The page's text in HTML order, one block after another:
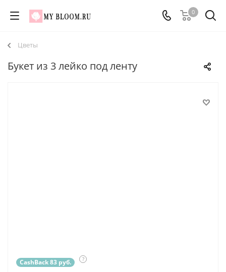
0
Цветы
Букет из 3 лейко под ленту
CashBack 83 руб. ?